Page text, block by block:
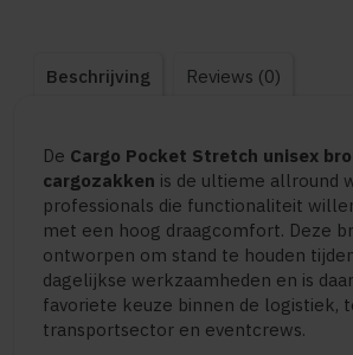
Beschrijving Reviews (0)
De Cargo Pocket Stretch unisex
cargozakken is de ultieme allround
professionals die functionaliteit
met een hoog draagcomfort. Deze
ontworpen om stand te houden
dagelijkse werkzaamheden en is
favoriete keuze binnen de logistiek,
transportsector en eventcrews.